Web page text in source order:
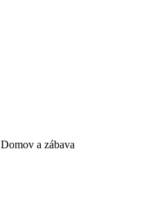
Domov a zábava